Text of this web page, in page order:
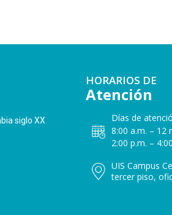
siglo XX
HORARIOS DE
Atención
Días de
8:00 a.m. – 12
2:00 p.m. –
UIS Campus
tercer piso,